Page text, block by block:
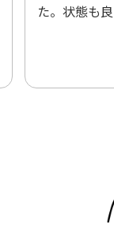
た。状態も